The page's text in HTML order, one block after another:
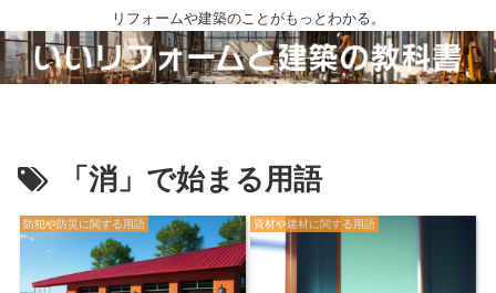
リフォームや建築のことがもっとわかる。
「消」で始まる用語
防犯や防災に関する用語 資材や建材に関する用語